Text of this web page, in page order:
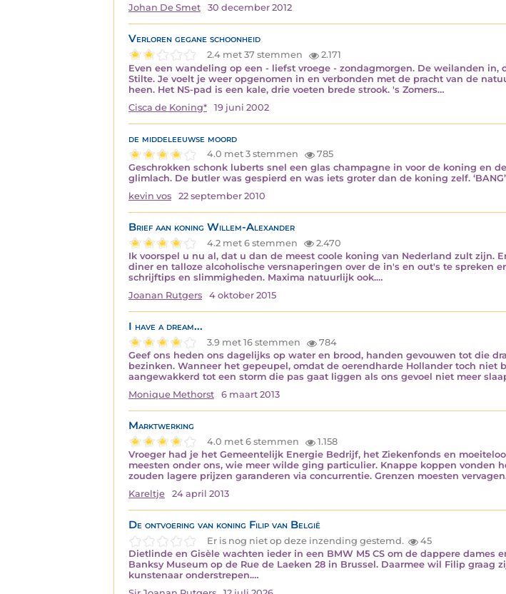
Johan De Smet
30 december 2012
Verloren gegane schoonheid
2.4 met 37 stemmen
2.171
Even een wandeling op een - liefst vroege - zondagmorgen. De weilanden
Stilte. Je voelt je weer opgenomen in en verbonden met de pracht van de
heen. Het NS-pad is een kale, drie voeten brede strook. 's Zomers…
Cisca de Koning*
19 juni 2002
de middeleeuwse moord
4.0 met 3 stemmen
785
Geschrokken schonk luberts snel een glas champagne in voor de koning en
glimlach. De butler was gespierd en was iets groter dan de koning zelf.
kevin vos
22 september 2010
Brief aan koning Willem-Alexander
4.2 met 6 stemmen
2.470
Ik voorspel u nu al, dat u dan de meest coole koning van Nederland zult
diner en talloze alcoholische versnaperingen over de in's en out's te spreken
schrijftips en slimmigheden. Maxima natuurlijk ook.…
Joanan Rutgers
4 oktober 2015
I have a dream...
3.9 met 16 stemmen
784
Geef ons heden ons dagelijks op water en brood, handen gevouwen tot die
bezinken. Wanneer het gepeupel, omdat de oerendharde Hollander toch niet
aangewakkerd tot een storm die pas gaat liggen als ons gevoel niet meer
Monique Methorst
6 maart 2013
Marktwerking
4.0 met 6 stemmen
1.158
Vroeger had je het Gemeentelijk Energie Bedrijf, het Ziekenfonds en
meesten onder ons, wie meer wilde ging particulier. Knappe koppen vonden
zouden lagere prijzen garanderen via concurrentie. Grenzen moesten
Kareltje
24 april 2013
De ontvoering van koning Filip van België
Er is nog niet op deze inzending gestemd.
45
Dietlinde en Gisèle wachten ieder in een BMW M5 CS om de dappere
Banksy Museum op de Rue de Laeken 28 in Brussel. Daarmee wil Filip
kunstenaar onderstrepen.…